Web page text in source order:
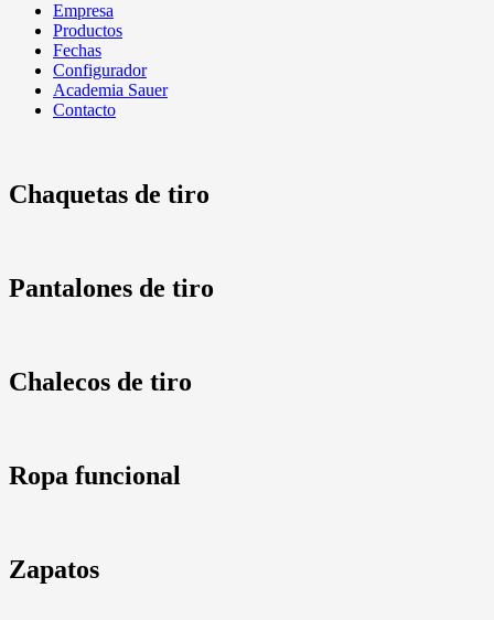
Empresa
Productos
Fechas
Configurador
Academia Sauer
Contacto
Chaquetas de tiro
Pantalones de tiro
Chalecos de tiro
Ropa funcional
Zapatos